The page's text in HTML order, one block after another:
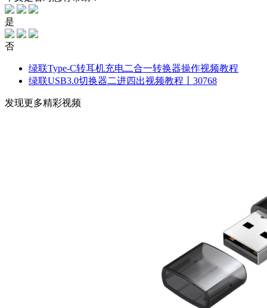
是
否
绿联Type-C转耳机充电二合一转换器操作视频教程
绿联USB3.0切换器二进四出视频教程丨30768
发现更多精彩视频